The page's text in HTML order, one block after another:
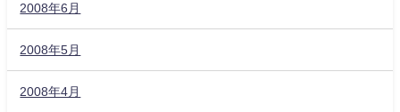
2008年6月
2008年5月
2008年4月